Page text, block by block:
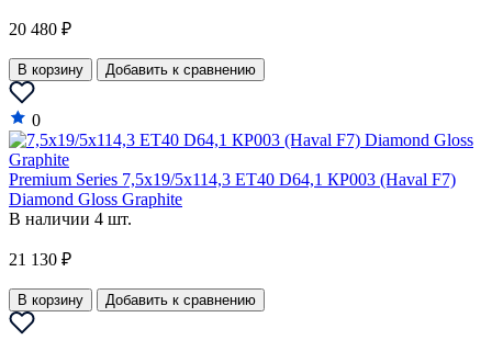
GEO
Haval
Honda
20 480 ₽
В корзину Добавить к сравнению
0
Premium Series 7,5x19/5x114,3 ET40 D64,1 КР003 (Haval F7)
Diamond Gloss Graphite
В наличии 4 шт.
21 130 ₽
В корзину Добавить к сравнению